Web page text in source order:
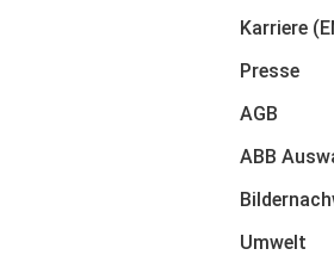
Karriere
Presse
AGB
ABB
Umwelt